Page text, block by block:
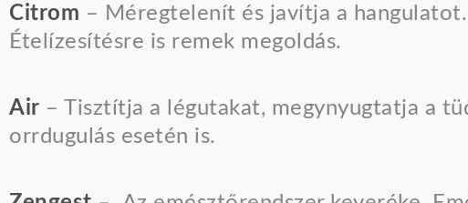
Citrom – Méregtelenít és javítja a
Ételízesítésre is remek megoldás.
Air – Tisztítja a légutakat, megynyugtatja a
orrdugulás esetén is.